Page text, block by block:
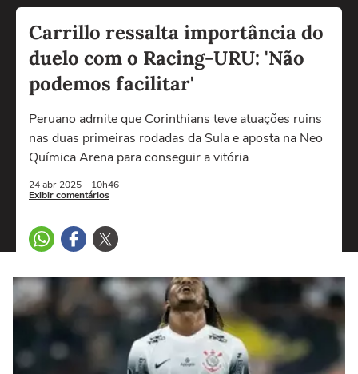
Carrillo ressalta importância do
duelo com o Racing-URU: 'Não
podemos facilitar'
Peruano admite que Corinthians teve atuações ruins
nas duas primeiras rodadas da Sula e aposta na Neo
Química Arena para conseguir a vitória
24 abr 2025 - 10h46
Exibir comentários